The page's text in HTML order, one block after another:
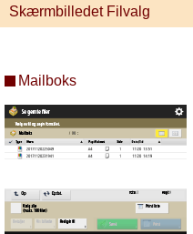
Skærmbilledet Filvalg
Mailboks